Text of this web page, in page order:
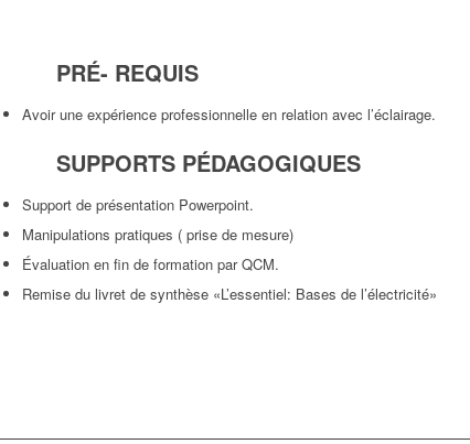
PRÉ- REQUIS
Avoir une expérience professionnelle en relation avec l’éclairage.
SUPPORTS PÉDAGOGIQUES
Support de présentation Powerpoint.
Manipulations pratiques ( prise de mesure)
Évaluation en fin de formation par QCM.
Remise du livret de synthèse «L’essentiel: Bases de l’électricité»